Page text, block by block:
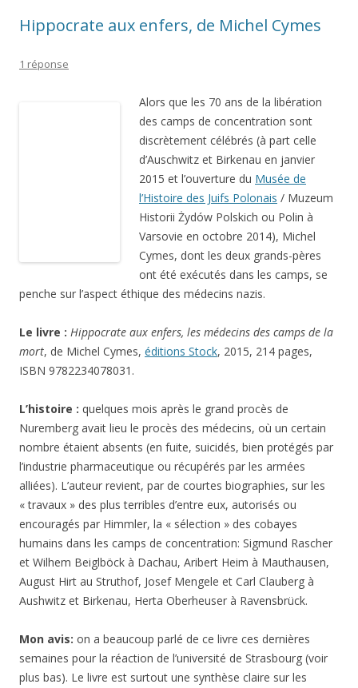
Hippocrate aux enfers, de Michel Cymes
1 réponse
Alors que les 70 ans de la libération
des camps de concentration sont
discrètement célébrés (à part celle
d’Auschwitz et Birkenau en janvier
2015 et l’ouverture du Musée de
l’Histoire des Juifs Polonais/ Muzeum Historii Żydów Polskich
ou Polin à Varsovie en octobre 2014), Michel Cymes, dont les
deux grands-pères ont été exécutés dans les camps, se
penche sur l’aspect éthique des médecins nazis.
Le livre :Hippocrate aux enfers, les médecins des camps de la
ISBN 9782234078031.
L’histoire :quelques mois après le grand procès de
nombre étaient absents (en fuite, suicidés, bien protégés par
l’industrie pharmaceutique ou récupérés par les armées
alliées). L’auteur revient, par de courtes biographies, sur les
« travaux » des plus terribles d’entre eux, autorisés ou
encouragés par Himmler, la « sélection » des cobayes
humains dans les camps de concentration: Sigmund Rascher
et Wilhem Beiglböck à Dachau, Aribert Heim à Mauthausen,
August Hirt au Struthof, Josef Mengele et Carl Clauberg à
Aushwitz et Birkenau, Herta Oberheuser à Ravensbrück.
Mon avis:on a beaucoup parlé de ce livre ces dernières
plus bas). Le livre est surtout une synthèse claire sur les
expérimentations nazies et l’analyse qui montre que ces
« recherches » n’avaient rien d’éthique (non consentement